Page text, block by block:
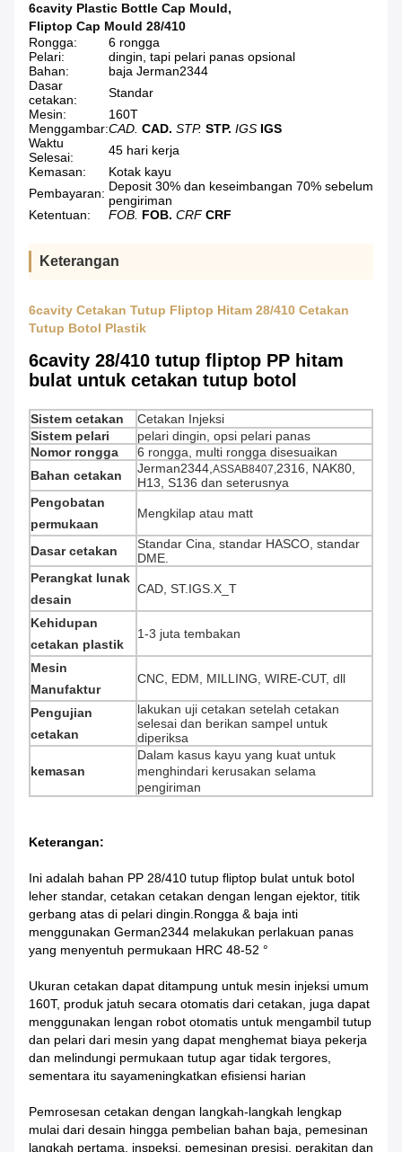
6cavity Plastic Bottle Cap Mould,
Fliptop Cap Mould 28/410
Rongga:
6 rongga
Pelari:
dingin, tapi pelari panas opsional
Bahan:
baja Jerman2344
Dasar
cetakan:
Standar
Mesin:
160T
Menggambar:CAD. CAD. STP. STP. IGS IGS
Waktu
Selesai:
45 hari kerja
Kemasan:
Kotak kayu
Pembayaran: Deposit 30% dan keseimbangan 70% sebelum
pengiriman
Ketentuan:
FOB. FOB. CRF CRF
Keterangan
6cavity Cetakan Tutup Fliptop Hitam 28/410 Cetakan
Tutup Botol Plastik
6cavity 28/410 tutup fliptop PP hitam
bulat untuk cetakan tutup botol
Sistem cetakan
Cetakan Injeksi
Sistem pelari
pelari dingin, opsi pelari panas
Nomor rongga
6 rongga, multi rongga disesuaikan
Bahan cetakan
Jerman2344,ASSAB8407,2316, NAK80,
H13, S136 dan seterusnya
Pengobatan
permukaan
Mengkilap atau matt
Dasar cetakan
Standar Cina, standar HASCO, standar
DME.
Perangkat lunak
desain
CAD, ST.IGS.X_T
Kehidupan
cetakan plastik
1-3 juta tembakan
Mesin
Manufaktur
CNC, EDM, MILLING, WIRE-CUT, dll
Pengujian
cetakan
lakukan uji cetakan setelah cetakan
selesai dan berikan sampel untuk
diperiksa
kemasan
Dalam kasus kayu yang kuat untuk
menghindari kerusakan selama
pengiriman
Keterangan:
Ini adalah bahan PP 28/410 tutup fliptop bulat untuk botol
leher standar, cetakan cetakan dengan lengan ejektor, titik
gerbang atas di pelari dingin.Rongga & baja inti
menggunakan German2344 melakukan perlakuan panas
yang menyentuh permukaan HRC 48-52 °
Ukuran cetakan dapat ditampung untuk mesin injeksi umum
160T, produk jatuh secara otomatis dari cetakan, juga dapat
menggunakan lengan robot otomatis untuk mengambil tutup
dan pelari dari mesin yang dapat menghemat biaya pekerja
dan melindungi permukaan tutup agar tidak tergores,
sementara itu sayameningkatkan efisiensi harian
Pemrosesan cetakan dengan langkah-langkah lengkap
mulai dari desain hingga pembelian bahan baja, pemesinan
langkah pertama, inspeksi, pemesinan presisi, perakitan dan